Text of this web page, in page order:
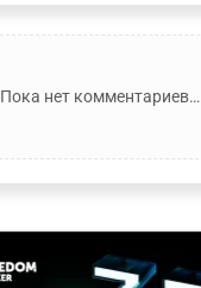
Пока нет комментариев…